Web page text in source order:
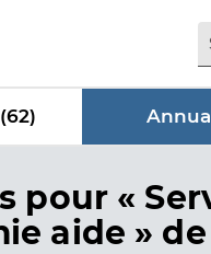
62)
dans
pour «
aide » de